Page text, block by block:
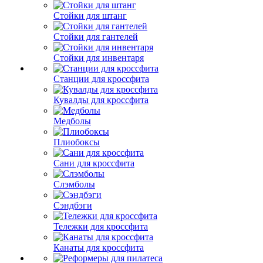
Стойки для штанг
Стойки для гантелей
Стойки для инвентаря
Станции для кроссфита
Кувалды для кроссфита
Медболы
Плиобоксы
Сани для кроссфита
Слэмболы
Сэндбэги
Тележки для кроссфита
Канаты для кроссфита